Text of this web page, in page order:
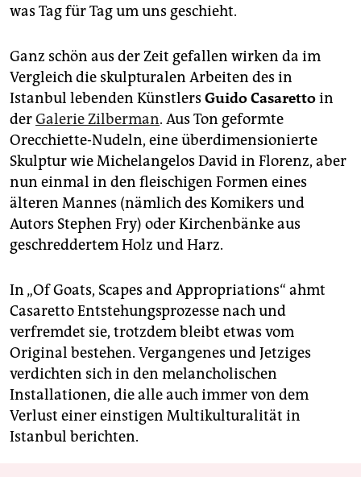
was Tag für Tag um uns geschieht.
Ganz schön aus der Zeit gefallen wirken da im
Vergleich die skulpturalen Arbeiten des in
Istanbul lebenden Künstlers Guido Casarettoin
derGalerie Zilberman. Aus Ton geformte
Orecchiette-Nudeln, eine überdimensionierte
Skulptur wie Michelangelos David in Florenz, aber
nun einmal in den fleischigen Formen eines
älteren Mannes (nämlich des Komikers und
Autors Stephen Fry) oder Kirchenbänke aus
geschreddertem Holz und Harz.
In „Of Goats, Scapes and Appropriations“ ahmt
Casaretto Entstehungsprozesse nach und
verfremdet sie, trotzdem bleibt etwas vom
Original bestehen. Vergangenes und Jetziges
verdichten sich in den melancholischen
Installationen, die alle auch immer von dem
Verlust einer einstigen Multikulturalität in
Istanbul berichten.